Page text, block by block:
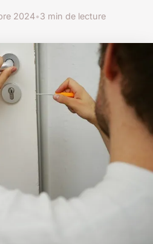
2024•3 min de lecture